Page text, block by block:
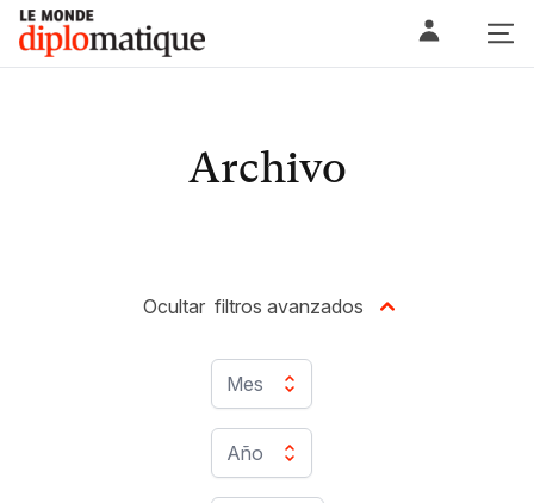
Skip
content
Le monde diplomatique
Archivo
Mes
Año
Ocultar filtros avanzados